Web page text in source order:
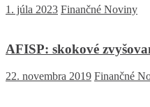
1. júla 2023 Finančné Noviny
AFISP: skokové
22. novembra 2019 Finančné